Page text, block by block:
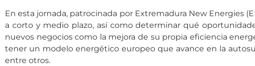
En esta jornada, patrocinada por Extremadura New Energies
a corto y medio plazo, así como determinar qué
nuevos negocios como la mejora de su propia eficiencia
tener un modelo energético europeo que avance en la
entre otros.